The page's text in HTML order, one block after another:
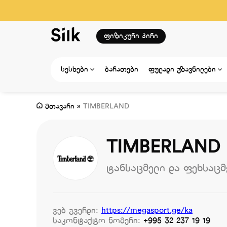
ფიზიკური პირი
სესხები ბარათები ფულადი გზავნილები
მთავარი » TIMBERLAND
TIMBERLAND
ტანსაცმელი და
ვებ გვერდი: https://megasport.ge/ka
საკონტაქტო ნომერი: +995 32 237 19 19